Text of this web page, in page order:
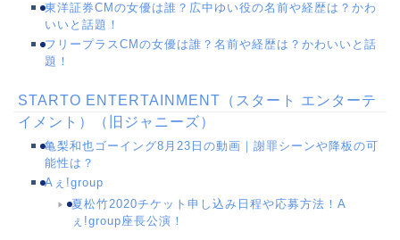
東洋証券CMの女優は誰？広中ゆい役の名前や経歴は？かわ
いいと話題！
フリープラスCMの女優は誰？名前や経歴は？かわいいと話
題！
STARTO ENTERTAINMENT（スタート エンターテ
イメント）（旧ジャニーズ）
亀梨和也ゴーイング8月23日の動画｜謝罪シーンや降板の可
能性は？
Aぇ!group
夏松竹2020チケット申し込み日程や応募方法！A
ぇ!group座長公演！